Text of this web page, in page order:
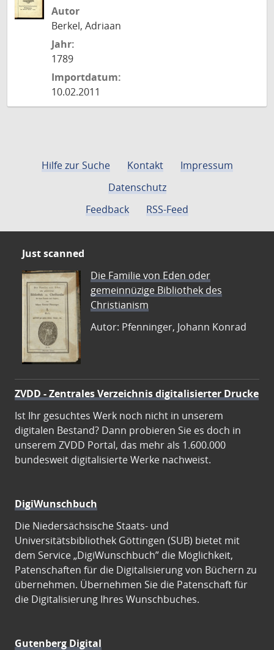
Autor
Berkel, Adriaan
Jahr:
1789
Importdatum:
10.02.2011
Hilfe zur Suche Kontakt
Impressum
Datenschutz
Feedback
RSS-Feed
Just scanned
Die Familie von Eden oder
gemeinnüzige Bibliothek des
Christianism
Autor: Pfenninger, Johann Konrad
ZVDD - Zentrales Verzeichnis digitalisierter Drucke
Ist Ihr gesuchtes Werk noch nicht in unserem
digitalen Bestand? Dann probieren Sie es doch in
unserem ZVDD Portal, das mehr als 1.600.000
bundesweit digitalisierte Werke nachweist.
DigiWunschbuch
Die Niedersächsische Staats- und
Universitätsbibliothek Göttingen (SUB) bietet mit
dem Service „DigiWunschbuch” die Möglichkeit,
Patenschaften für die Digitalisierung von Büchern zu
übernehmen. Übernehmen Sie die Patenschaft für
die Digitalisierung Ihres Wunschbuches.
Gutenberg Digital